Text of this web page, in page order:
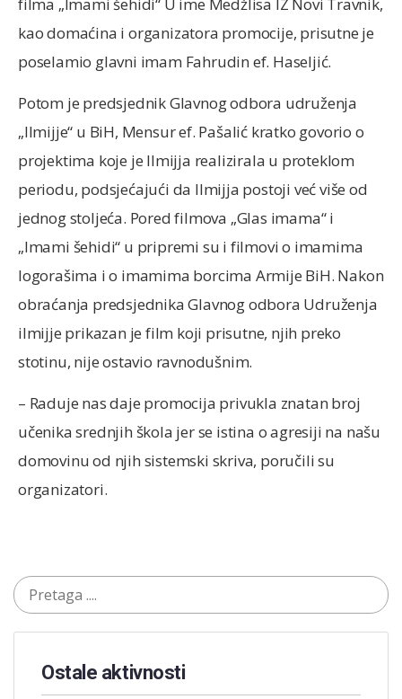
kao domaćina i organizatora promocije, prisutne je
poselamio glavni imam Fahrudin ef. Haseljić.
Potom je predsjednik Glavnog odbora udruženja
„Ilmijje“ u BiH, Mensur ef. Pašalić kratko govorio o
projektima koje je Ilmijja realizirala u proteklom
periodu, podsjećajući da Ilmijja postoji već više od
jednog stoljeća. Pored filmova „Glas imama“ i
„Imami šehidi“ u pripremi su i filmovi o imamima
logorašima i o imamima borcima Armije BiH. Nakon
obraćanja predsjednika Glavnog odbora Udruženja
ilmijje prikazan je film koji prisutne, njih preko
stotinu, nije ostavio ravnodušnim.
– Raduje nas daje promocija privukla znatan broj
učenika srednjih škola jer se istina o agresiji na našu
domovinu od njih sistemski skriva, poručili su
organizatori.
Ostale aktivnosti